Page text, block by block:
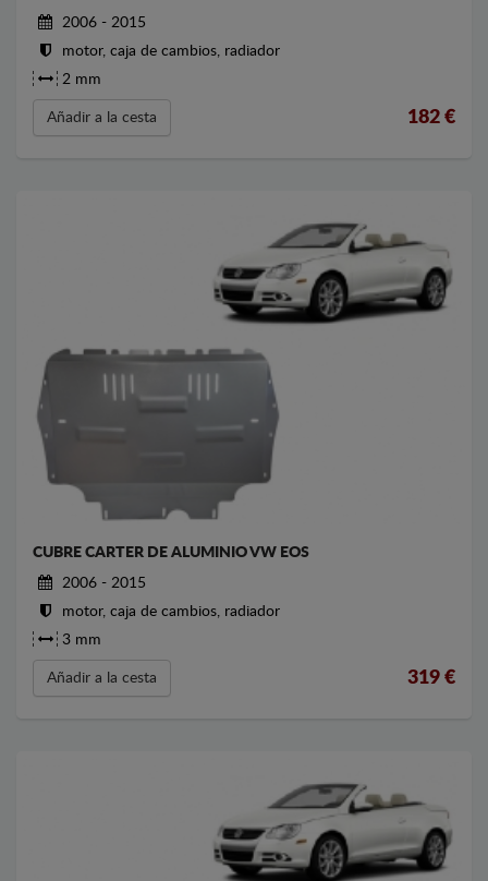
2006 - 2015
motor, caja de cambios, radiador
2 mm
Añadir a la cesta 182 €
CUBRE CARTER DE ALUMINIO VW EOS
2006 - 2015
motor, caja de cambios, radiador
3 mm
Añadir a la cesta 319 €